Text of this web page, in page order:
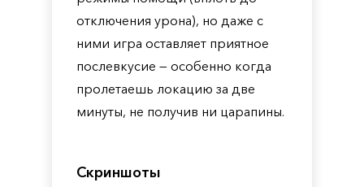
отключения урона), но даже с
ними игра оставляет приятное
послевкусие — особенно когда
пролетаешь локацию за две
минуты, не получив ни царапины.
Скриншоты